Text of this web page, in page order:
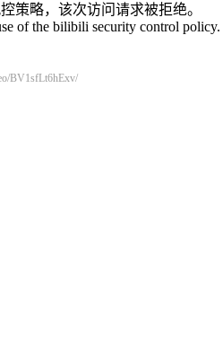
策略，该次访问请求被拒绝。
of the bilibili security control policy.
BV1sfLt6hExv/